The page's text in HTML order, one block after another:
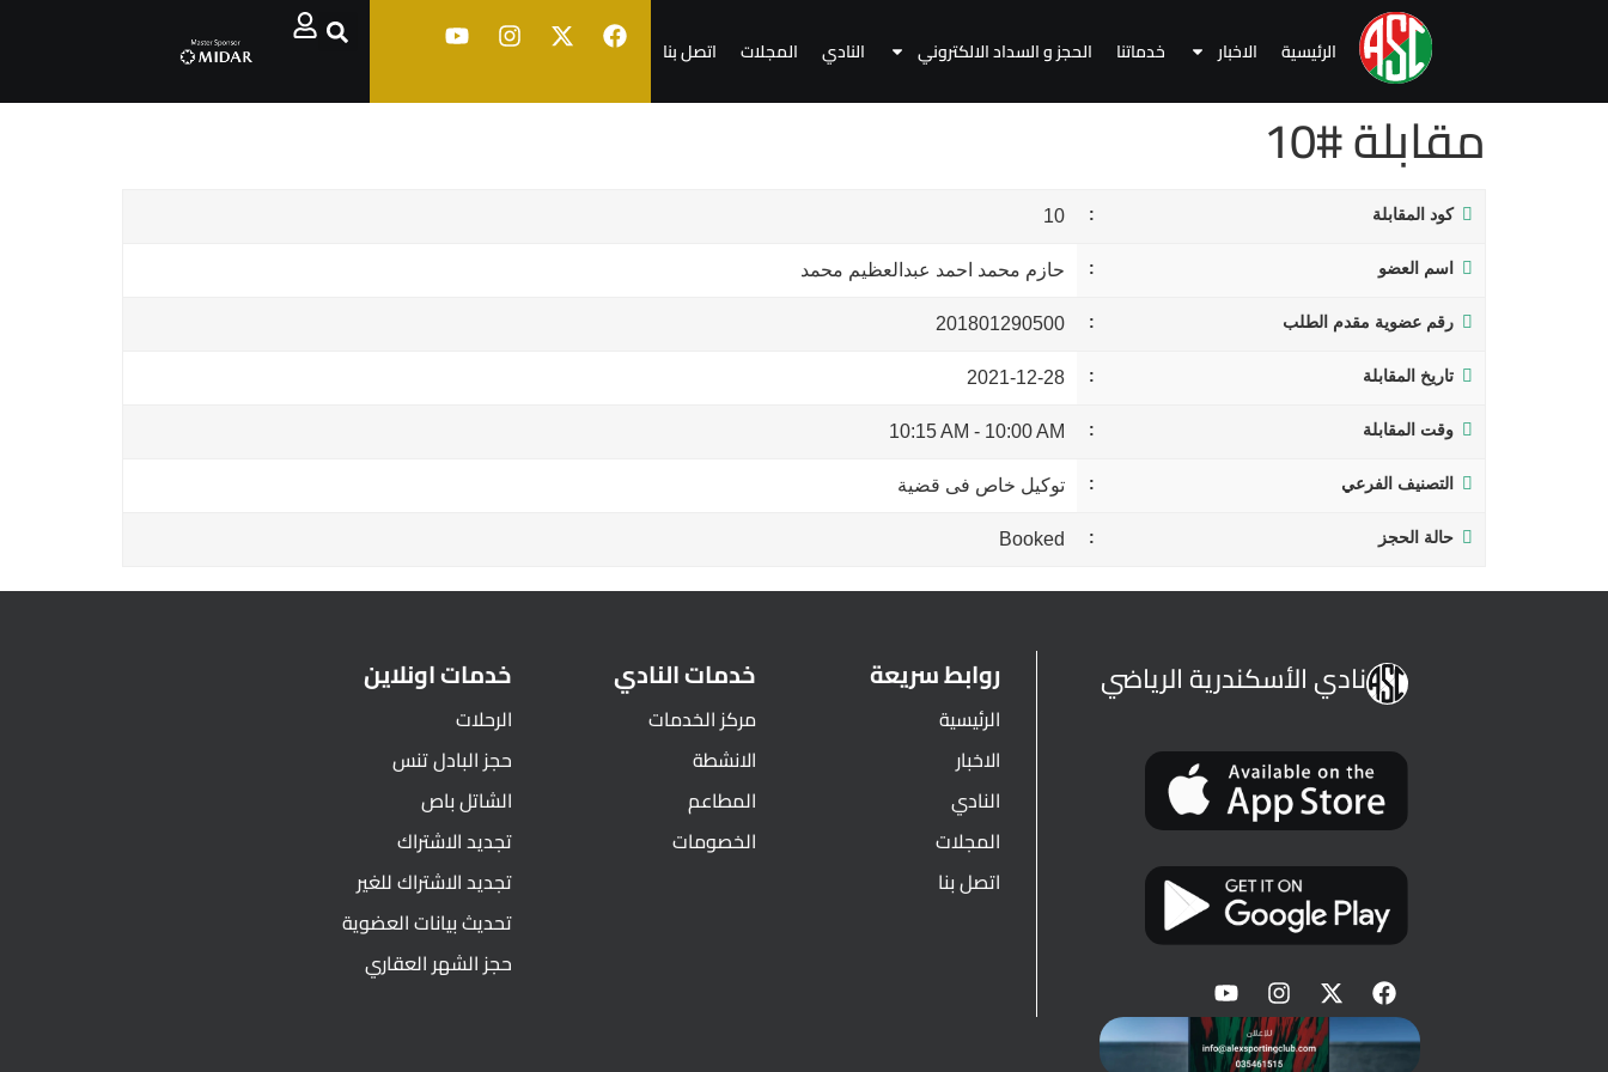
الرئيسية الاخبار خدماتنا الحجز و السداد الالكتروني النادي المجلات اتصل بنا
مقابلة #10
كود المقابلة 10
اسم العضو حازم محمد احمد عبدالعظيم محمد
رقم عضوية مقدم الطلب 201801290500
تاريخ المقابلة 2021-12-28
وقت المقابلة 10:00 AM
-
10:15 AM
التصنيف الفرعي توكيل خاص فى قضية
حالة الحجز Booked
نادي الأسكندرية الرياضي روابط سريعة
الرئيسية
الاخبار
النادي
المجلات
اتصل بنا
خدمات النادي
مركز الخدمات
الانشطة
المطاعم
الخصومات
خدمات اونلاين
الرحلات
حجز البادل تنس
الشاتل باص
تجديد الاشتراك
تجديد الاشتراك للغير
تحديث بيانات العضوية
حجز الشهر العقاري